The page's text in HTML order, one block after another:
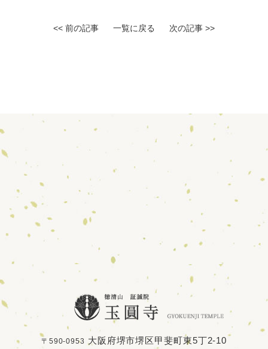
<< 前の記事 一覧に戻る 次の記事 >>
〒590-0953 大阪府堺市堺区甲斐町東5丁2-10